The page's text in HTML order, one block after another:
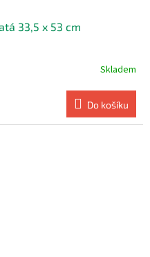
33,5 x 53 cm
Skladem
Do košíku